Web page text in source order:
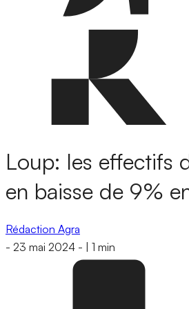
Loup: les effectifs
en baisse de 9%
Rédaction Agra
- 23 mai 2024 - 1 min